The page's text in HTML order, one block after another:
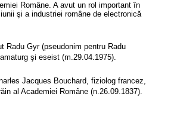
Române. A avut un rol important în
şi a industriei române de electronică
Radu Gyr (pseudonim pentru Radu
şi eseist (m.29.04.1975).
Jacques Bouchard, fiziolog francez,
al Academiei Române (n.26.09.1837).